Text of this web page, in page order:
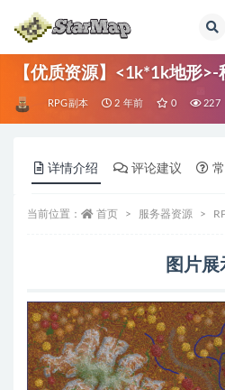
【优质资源】<1k*1k地形>-
RPG副本 2 年前 0 227
详情介绍 评论建议
当前位置： 首页 服务器资源
图片展